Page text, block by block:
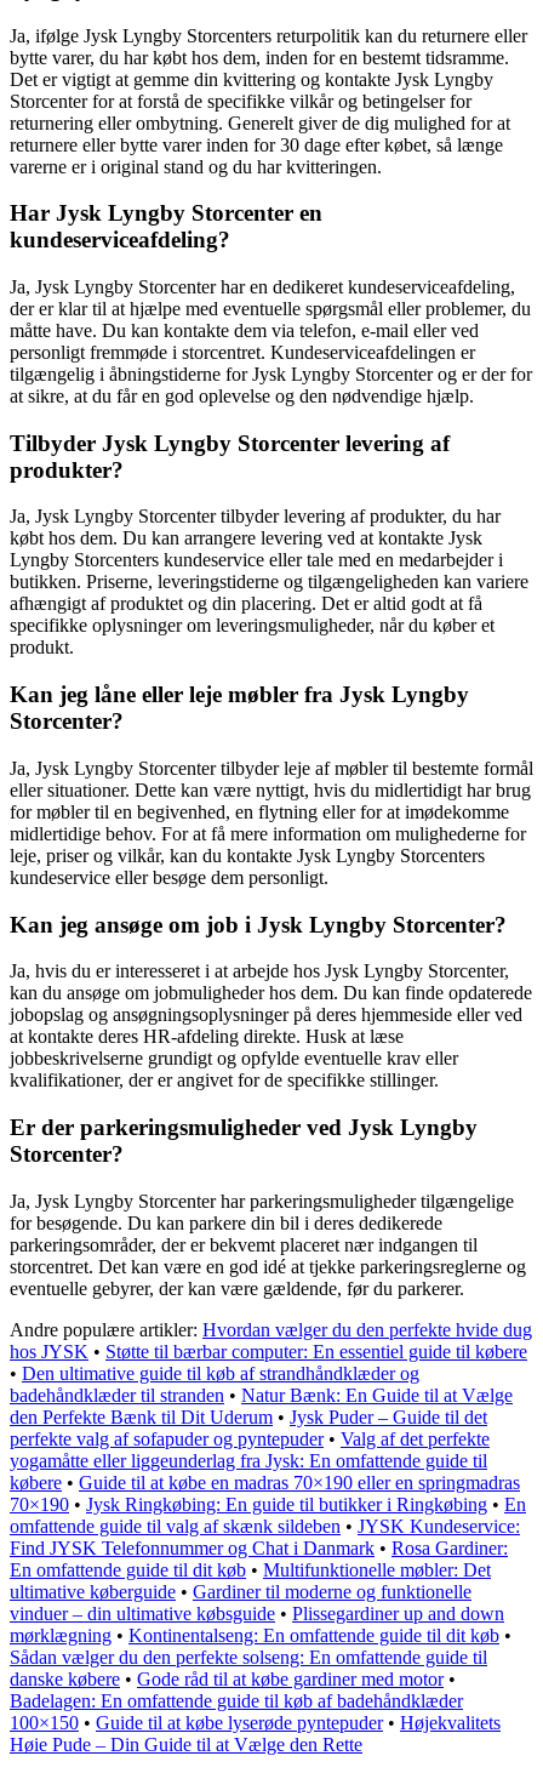
Ja, ifølge Jysk Lyngby Storcenters returpolitik kan du returnere eller
bytte varer, du har købt hos dem, inden for en bestemt tidsramme.
Det er vigtigt at gemme din kvittering og kontakte Jysk Lyngby
Storcenter for at forstå de specifikke vilkår og betingelser for
returnering eller ombytning. Generelt giver de dig mulighed for at
returnere eller bytte varer inden for 30 dage efter købet, så længe
varerne er i original stand og du har kvitteringen.
Har Jysk Lyngby Storcenter en
kundeserviceafdeling?
Ja, Jysk Lyngby Storcenter har en dedikeret kundeserviceafdeling,
der er klar til at hjælpe med eventuelle spørgsmål eller problemer, du
måtte have. Du kan kontakte dem via telefon, e-mail eller ved
personligt fremmøde i storcentret. Kundeserviceafdelingen er
tilgængelig i åbningstiderne for Jysk Lyngby Storcenter og er der for
at sikre, at du får en god oplevelse og den nødvendige hjælp.
Tilbyder Jysk Lyngby Storcenter levering af
produkter?
Ja, Jysk Lyngby Storcenter tilbyder levering af produkter, du har
købt hos dem. Du kan arrangere levering ved at kontakte Jysk
Lyngby Storcenters kundeservice eller tale med en medarbejder i
butikken. Priserne, leveringstiderne og tilgængeligheden kan variere
afhængigt af produktet og din placering. Det er altid godt at få
specifikke oplysninger om leveringsmuligheder, når du køber et
produkt.
Kan jeg låne eller leje møbler fra Jysk Lyngby
Storcenter?
Ja, Jysk Lyngby Storcenter tilbyder leje af møbler til bestemte formål
eller situationer. Dette kan være nyttigt, hvis du midlertidigt har brug
for møbler til en begivenhed, en flytning eller for at imødekomme
midlertidige behov. For at få mere information om mulighederne for
leje, priser og vilkår, kan du kontakte Jysk Lyngby Storcenters
kundeservice eller besøge dem personligt.
Kan jeg ansøge om job i Jysk Lyngby Storcenter?
Ja, hvis du er interesseret i at arbejde hos Jysk Lyngby Storcenter,
kan du ansøge om jobmuligheder hos dem. Du kan finde opdaterede
jobopslag og ansøgningsoplysninger på deres hjemmeside eller ved
at kontakte deres HR-afdeling direkte. Husk at læse
jobbeskrivelserne grundigt og opfylde eventuelle krav eller
kvalifikationer, der er angivet for de specifikke stillinger.
Er der parkeringsmuligheder ved Jysk Lyngby
Storcenter?
Ja, Jysk Lyngby Storcenter har parkeringsmuligheder tilgængelige
for besøgende. Du kan parkere din bil i deres dedikerede
parkeringsområder, der er bekvemt placeret nær indgangen til
storcentret. Det kan være en god idé at tjekke parkeringsreglerne og
eventuelle gebyrer, der kan være gældende, før du parkerer.
Andre populære artikler: Hvordan vælger du den perfekte hvide dug
hos JYSK • Støtte til bærbar computer: En essentiel guide til købere
• Den ultimative guide til køb af strandhåndklæder og
badehåndklæder til stranden • Natur Bænk: En Guide til at Vælge
den Perfekte Bænk til Dit Uderum • Jysk Puder – Guide til det
perfekte valg af sofapuder og pyntepuder• Valg af det perfekte
yogamåtte eller liggeunderlag fra Jysk: En omfattende guide til
købere • Guide til at købe en madras 70×190 eller en springmadras
70×190 • Jysk Ringkøbing: En guide til butikker i Ringkøbing • En
omfattende guide til valg af skænk sildeben • JYSK Kundeservice:
Find JYSK Telefonnummer og Chat i Danmark • Rosa Gardiner:
En omfattende guide til dit køb • Multifunktionelle møbler: Det
ultimative køberguide • Gardiner til moderne og funktionelle
vinduer – din ultimative købsguide • Plissegardiner up and down
mørklægning • Kontinentalseng: En omfattende guide til dit køb •
Sådan vælger du den perfekte solseng: En omfattende guide til
danske købere • Gode råd til at købe gardiner med motor•
Badelagen: En omfattende guide til køb af badehåndklæder
100×150 • Guide til at købe lyserøde pyntepuder• Højekvalitets
Høie Pude – Din Guide til at Vælge den Rette